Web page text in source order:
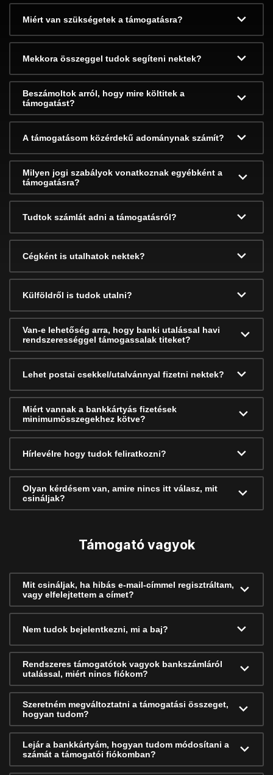
Miért van szükségetek a támogatásra?
Mekkora összeggel tudok segíteni nektek?
Beszámoltok arról, hogy mire költitek a
támogatást?
A támogatásom közérdekű adománynak számít?
Milyen jogi szabályok vonatkoznak egyébként a
támogatásra?
Tudtok számlát adni a támogatásról?
Cégként is utalhatok nektek?
Külföldről is tudok utalni?
Van-e lehetőség arra, hogy banki utalással havi
rendszerességgel támogassalak titeket?
Lehet postai csekkel/utalvánnyal fizetni nektek?
Miért vannak a bankkártyás fizetések
minimumösszegekhez kötve?
Hírlevélre hogy tudok feliratkozni?
Olyan kérdésem van, amire nincs itt válasz, mit
csináljak?
Támogató vagyok
Mit csináljak, ha hibás e-mail-címmel regisztráltam,
vagy elfelejtettem a címet?
Nem tudok bejelentkezni, mi a baj?
Rendszeres támogatótok vagyok bankszámláról
utalással, miért nincs fiókom?
Szeretném megváltoztatni a támogatási összeget,
hogyan tudom?
Lejár a bankkártyám, hogyan tudom módosítani a
számát a támogatói fiókomban?